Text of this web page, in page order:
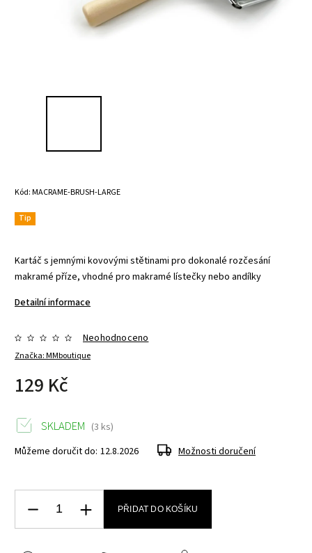
Kód:MACRAME-BRUSH-LARGE
Tip
Kartáč s jemnými kovovými stětinami pro dokonalé rozčesání
makramé příze, vhodné pro makramé lístečky nebo andílky
Detailní informace
Značka:MMboutique
Neohodnoceno
129 Kč
SKLADEM (3 ks)
Můžeme doručit do: 12.8.2026 Možnosti doručení
PŘIDAT DO KOŠÍKU